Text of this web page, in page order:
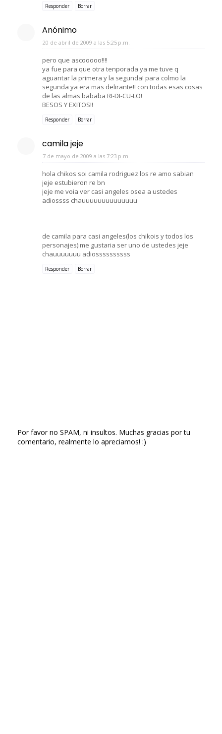
Responder Borrar
Anónimo
20 de abril de 2009 a las 5:25 p.m.
pero que ascooooo!!!!
ya fue para que otra tenporada ya me tuve q
aguantar la primera y la segunda! para colmo la
segunda ya era mas delirante!! con todas esas cosas
de las almas bababa RI-DI-CU-LO!
BESOS Y EXITOS!!
Responder Borrar
camila jeje
7 de mayo de 2009 a las 7:23 p.m.
hola chikos soi camila rodriguez los re amo sabian
jeje estubieron re bn
jeje me voia ver casi angeles osea a ustedes
adiossss chauuuuuuuuuuuuuu
de camila para casi angeles(los chikois y todos los
personajes) me gustaria ser uno de ustedes jeje
chauuuuuuu adiossssssssss
Responder Borrar
Por favor no SPAM, ni insultos. Muchas gracias por tu
comentario, realmente lo apreciamos! :)